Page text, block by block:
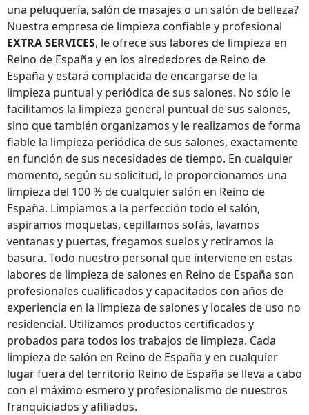
una peluquería, salón de masajes o un salón de belleza?
Nuestra empresa de limpieza confiable y profesional
EXTRA SERVICES, le ofrece sus labores de limpieza en
Reino de España y en los alrededores de Reino de
España y estará complacida de encargarse de la
limpieza puntual y periódica de sus salones. No sólo le
facilitamos la limpieza general puntual de sus salones,
sino que también organizamos y le realizamos de forma
fiable la limpieza periódica de sus salones, exactamente
en función de sus necesidades de tiempo. En cualquier
momento, según su solicitud, le proporcionamos una
limpieza del 100 % de cualquier salón en Reino de
España. Limpiamos a la perfección todo el salón,
aspiramos moquetas, cepillamos sofás, lavamos
ventanas y puertas, fregamos suelos y retiramos la
basura. Todo nuestro personal que interviene en estas
labores de limpieza de salones en Reino de España son
profesionales cualificados y capacitados con años de
experiencia en la limpieza de salones y locales de uso no
residencial. Utilizamos productos certificados y
probados para todos los trabajos de limpieza. Cada
limpieza de salón en Reino de España y en cualquier
lugarfuera del territorio Reino de España se lleva a cabo
con el máximo esmero y profesionalismo de nuestros
franquiciados y afiliados.